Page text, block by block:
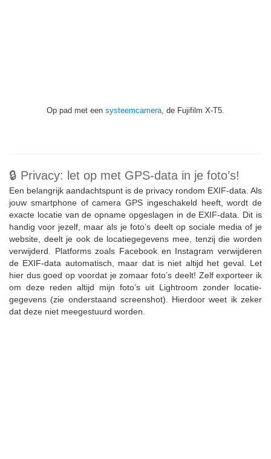
Op pad met een systeemcamera, de Fujifilm X-T5.
🔒 Privacy: let op met GPS-data in je foto’s!
Een belangrijk aandachtspunt is de privacy rondom EXIF-data. Als
jouw smartphone of camera GPS ingeschakeld heeft, wordt de
exacte locatie van de opname opgeslagen in de EXIF-data. Dit is
handig voor jezelf, maar als je foto’s deelt op sociale media of je
website, deelt je ook de locatiegegevens mee, tenzij die worden
verwijderd. Platforms zoals Facebook en Instagram verwijderen
de EXIF-data automatisch, maar dat is niet altijd het geval. Let
hier dus goed op voordat je zomaar foto’s deelt! Zelf exporteer ik
om deze reden altijd mijn foto’s uit Lightroom zonder locatie-
gegevens (zie onderstaand screenshot). Hierdoor weet ik zeker
dat deze niet meegestuurd worden.